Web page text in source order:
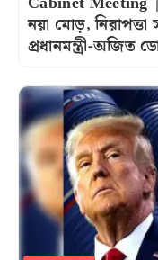
নয়া মোড়, নিরাপত্তা
প্রধানমন্ত্রী-অজিত